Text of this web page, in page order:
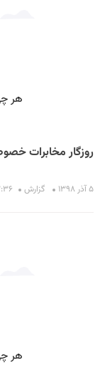
روزگار مخابرات
۵ آذر ۱۳۹۸ گزارش ۱۳:۳۶